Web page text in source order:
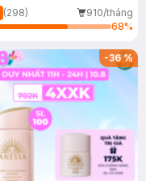
(298)
910/tháng
68%
-36%